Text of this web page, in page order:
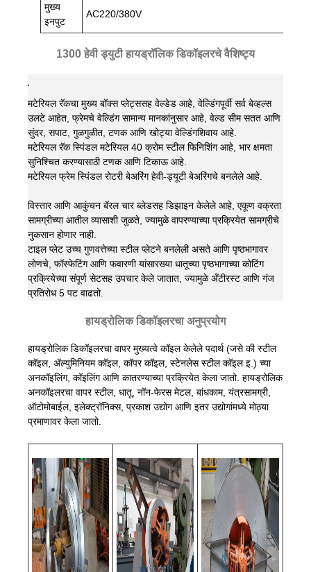
मुख्य
इनपुट
AC220/380V
1300 हेवी ड्युटी हायड्रॉलिक डिकॉइलरचे वैशिष्ट्य
मटेरियल रॅकचा मुख्य बॉक्स प्लेट्ससह वेल्डेड आहे, वेल्डिंगपूर्वी सर्व बेव्हल्स
उलटे आहेत, फ्रेमचे वेल्डिंग सामान्य मानकांनुसार आहे, वेल्ड सीम सतत आणि
सुंदर, सपाट, गुळगुळीत, टणक आणि खोट्या वेल्डिंगशिवाय आहे.
मटेरियल रॅक स्पिंडल मटेरियल 40 क्रोम स्टील फिनिशिंग आहे, भार क्षमता
सुनिश्चित करण्यासाठी टणक आणि टिकाऊ आहे.
मटेरियल फ्रेम स्पिंडल रोटरी बेअरिंग हेवी-ड्यूटी बेअरिंगचे बनलेले आहे.
विस्तार आणि आकुंचन बॅरल चार ब्लेडसह डिझाइन केलेले आहे, एकूण वक्रता
सामग्रीच्या आतील व्यासाशी जुळते, ज्यामुळे वापरण्याच्या प्रक्रियेत सामग्रीचे
नुकसान होणार नाही.
टाइल प्लेट उच्च गुणवत्तेच्या स्टील प्लेटने बनलेली असते आणि पृष्ठभागावर
लोणचे, फॉस्फेटिंग आणि फवारणी यांसारख्या धातूच्या पृष्ठभागाच्या कोटिंग
प्रक्रियेच्या संपूर्ण सेटसह उपचार केले जातात, ज्यामुळे अँटीरस्ट आणि गंज
प्रतिरोध 5 पट वाढतो.
हायड्रोलिक डिकॉइलरचा अनुप्रयोग
हायड्रोलिक डिकॉइलरचा वापर मुख्यत्वे कॉइल केलेले पदार्थ (जसे की स्टील
कॉइल, ॲल्युमिनियम कॉइल, कॉपर कॉइल, स्टेनलेस स्टील कॉइल इ.) च्या
अनकॉइलिंग, कॉइलिंग आणि कातरण्याच्या प्रक्रियेत केला जातो. हायड्रोलिक
अनकॉइलरचा वापर स्टील, धातू, नॉन-फेरस मेटल, बांधकाम, यंत्रसामग्री,
ऑटोमोबाईल, इलेक्ट्रॉनिक्स, प्रकाश उद्योग आणि इतर उद्योगांमध्ये मोठ्या
प्रमाणावर केला जातो.